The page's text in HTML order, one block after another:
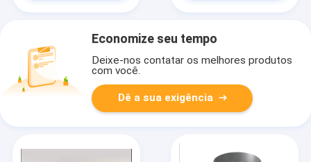
Economize seu tempo
Deixe-nos contatar os melhores produtos
com você.
Dê a sua exigência